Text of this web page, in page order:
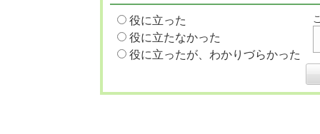
役に立った
役に立たなかった
役に立ったが、わかりづらかった